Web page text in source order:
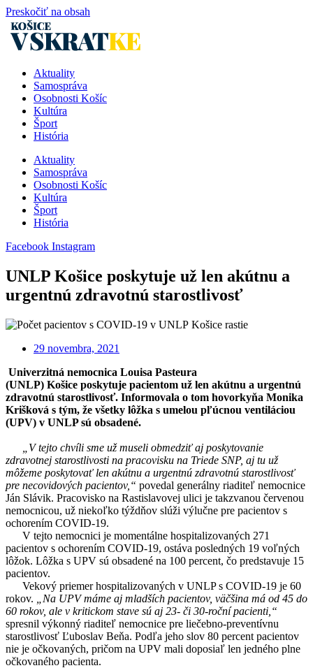
Preskočiť na obsah
Aktuality
Samospráva
Osobnosti Košíc
Kultúra
Šport
História
Aktuality
Samospráva
Osobnosti Košíc
Kultúra
Šport
História
Facebook Instagram
UNLP Košice poskytuje už len akútnu a
urgentnú zdravotnú starostlivosť
29 novembra, 2021
Univerzitná nemocnica Louisa Pasteura
(UNLP) Košice poskytuje pacientom už len akútnu a urgentnú
zdravotnú starostlivosť. Informovala o tom hovorkyňa Monika
Krišková s tým, že všetky lôžka s umelou pľúcnou ventiláciou
(UPV) v UNLP sú obsadené.
„V tejto chvíli sme už museli obmedziť aj poskytovanie
zdravotnej starostlivosti na pracovisku na Triede SNP, aj tu už
môžeme poskytovať len akútnu a urgentnú zdravotnú starostlivosť
pre necovidových pacientov,“ povedal generálny riaditeľ nemocnice
Ján Slávik. Pracovisko na Rastislavovej ulici je takzvanou červenou
nemocnicou, už niekoľko týždňov slúži výlučne pre pacientov s
ochorením COVID-19.
V tejto nemocnici je momentálne hospitalizovaných 271
pacientov s ochorením COVID-19, ostáva posledných 19 voľných
lôžok. Lôžka s UPV sú obsadené na 100 percent, čo predstavuje 15
pacientov.
Vekový priemer hospitalizovaných v UNLP s COVID-19 je 60
rokov.
„Na UPV máme aj mladších pacientov, väčšina má od 45 do
60 rokov, ale v kritickom stave sú aj 23- či 30-roční pacienti,“
spresnil výkonný riaditeľ nemocnice pre liečebno-preventívnu
starostlivosť Ľuboslav Beňa. Podľa jeho slov 80 percent pacientov
nie je očkovaných, pričom na UPV mali doposiaľ len jedného plne
očkovaného pacienta.